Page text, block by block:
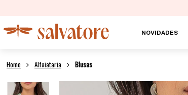
NOVIDADES
Alfaiataria Blusas